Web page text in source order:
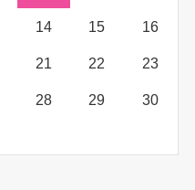
14 15 16
21 22 23
28 29 30